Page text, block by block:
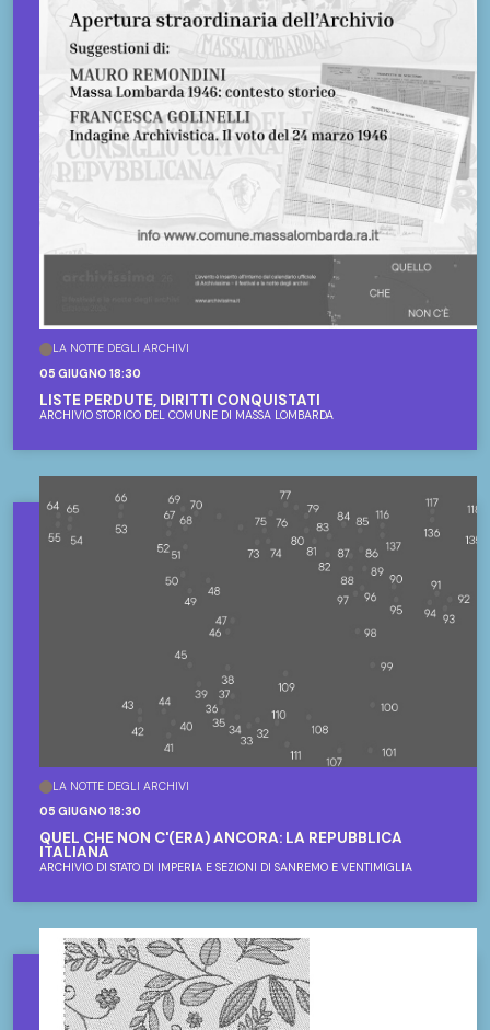
LA NOTTE DEGLI ARCHIVI
05 GIUGNO 18:30
LISTE PERDUTE, DIRITTI CONQUISTATI
ARCHIVIO STORICO DEL COMUNE DI MASSA LOMBARDA
LA NOTTE DEGLI ARCHIVI
05 GIUGNO 18:30
QUEL CHE NON C'(ERA) ANCORA: LA REPUBBLICA
ITALIANA
ARCHIVIO DI STATO DI IMPERIA E SEZIONI DI SANREMO E VENTIMIGLIA